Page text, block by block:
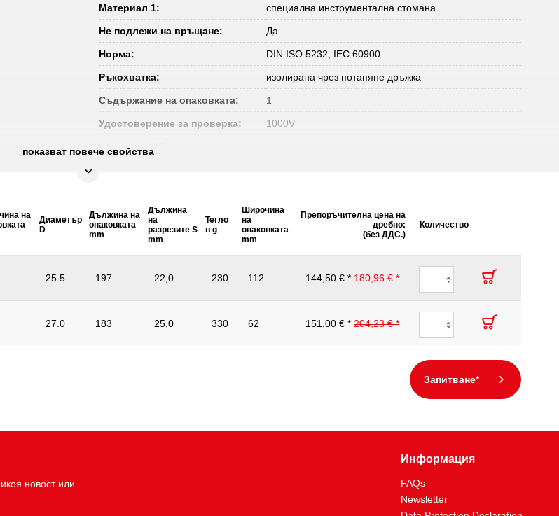
Материал 1: специална инструментална стомана
Не подлежи на връщане: Да
Норма: DIN ISO 5232, IEC 60900
Ръкохватка: изолирана чрез потапяне дръжка
Съдържание на опаковката: 1
Удостоверение за проверка: 1000V
с режещ ръб:
показват повече свойства
на
Диаметър
D
Дължина на
опаковката
mm
Дължина
на
разрезите S
mm
Тегло
в g
Широчина
на
опаковката
mm
Препоръчителна цена на
дребно:
(без ДДС.)
Количество
25.5 197 22,0 230 112 144,50 € * 180,96 € *
27.0 183 25,0 330 62 151,00 € * 204,23 € *
Запитване*
новост или
Информация
FAQs
Newsletter